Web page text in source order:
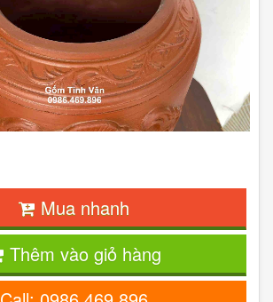
Mua nhanh
Thêm vào giỏ hàng